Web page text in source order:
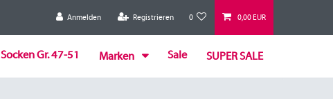
Anmelden Registrieren 0 0,00 EUR
Socken Gr. 47-51 Marken Sale SUPER SALE